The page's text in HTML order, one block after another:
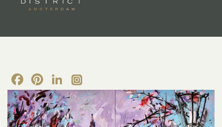
Facebook
Pinterest
LinkedIn